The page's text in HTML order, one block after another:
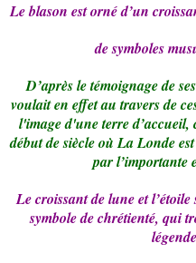
Le blason est orné d’un
de symboles
D’après le témoignage de
voulait en effet au travers de
l'image d'une terre d’accueil,
début de siècle où La Londe
par l’importante
Le croissant de lune et
symbole de chrétienté, qui